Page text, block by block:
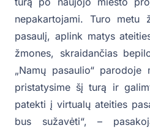
nepakartojami. Turo metu
pasaulį, aplink matys
žmones, skraidančias
„Namų pasaulio“
pristatysime šį turą ir
patekti į virtualų ateities
bus sužavėti“, –